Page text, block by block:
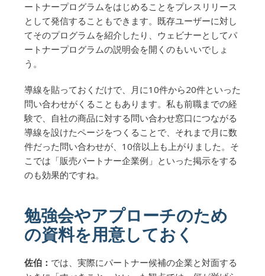
ートナープログラムをはじめることをプレスリリース
として発信することもできます。既存ユーザーに対し
てそのプログラムを紹介したり、ウェビナーとしてパ
ートナープログラムの説明会を開くのもいいでしょ
う。
導線を貼っておくだけで、月に10件から20件といった
問い合わせがくることもあります。私も前職までの経
験で、自社の商品に対する問い合わせ窓口につながる
導線を設けたページをつくることで、それまで月に数
件だった問い合わせが、10倍以上も上がりました。そ
こでは「販売パートナー企業例」といった掲示をする
のも効果的ですね。
勉強会やアプローチのため
の資料を用意しておく
佐伯： では、実際にパートナー候補の企業と対面する